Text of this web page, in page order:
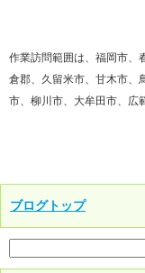
作業訪問範囲は、福岡市、
倉郡、久留米市、甘木市、
市、柳川市、大牟田市、広
ブログトップ